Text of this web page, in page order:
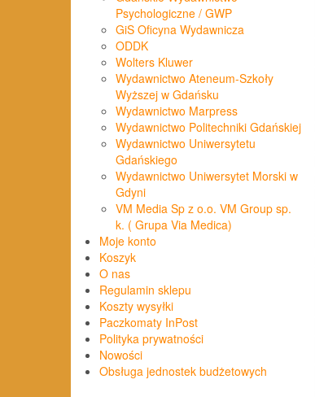
Psychologiczne / GWP
GiS Oficyna Wydawnicza
ODDK
Wolters Kluwer
Wydawnictwo Ateneum-Szkoły
Wyższej w Gdańsku
Wydawnictwo Marpress
Wydawnictwo Politechniki Gdańskiej
Wydawnictwo Uniwersytetu
Gdańskiego
Wydawnictwo Uniwersytet Morski w
Gdyni
VM Media Sp z o.o. VM Group sp.
k. ( Grupa Via Medica)
Moje konto
Koszyk
O nas
Regulamin sklepu
Koszty wysyłki
Paczkomaty InPost
Polityka prywatności
Nowości
Obsługa jednostek budżetowych